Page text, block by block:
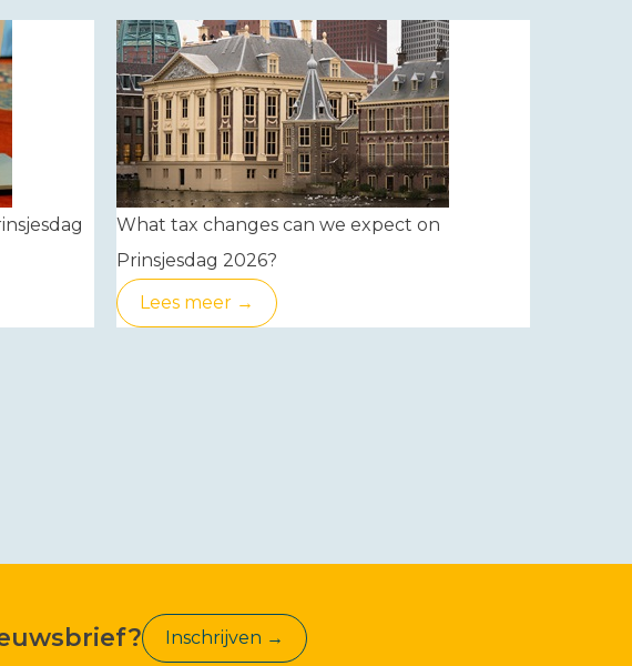
What tax changes can we expect on
Prinsjesdag 2026?
Lees meer →
Inschrijven →